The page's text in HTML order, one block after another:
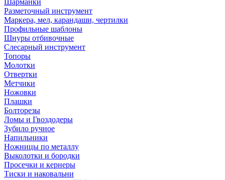
Шарманки
Разметочный инструмент
Маркера, мел, карандаши, чертилки
Профильные шаблоны
Шнуры отбивочные
Слесарный инструмент
Топоры
Молотки
Отвертки
Метчики
Ножовки
Плашки
Болторезы
Ломы и Гвоздодеры
Зубило ручное
Напильники
Ножницы по металлу
Выколотки и бородки
Просечки и кернеры
Тиски и наковальни